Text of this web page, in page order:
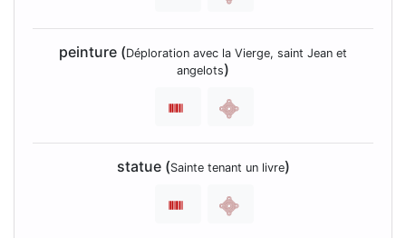
peinture (Déploration avec la Vierge, saint Jean et
angelots)
statue (Sainte tenant un livre)